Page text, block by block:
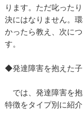
ります。ただ叱った
決にはなりません。
かったら教え、次に
す。
◆発達障害を抱えた
では、発達障害を
特徴をタイプ別に紹介